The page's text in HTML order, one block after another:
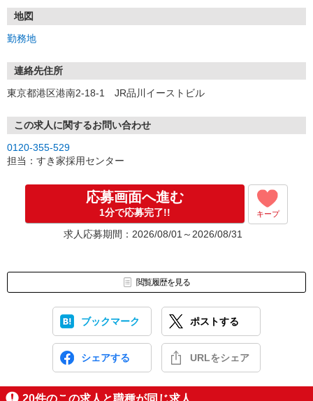
号」など
地図
勤務地
連絡先住所
東京都港区港南2-18-1 JR品川イーストビル
この求人に関するお問い合わせ
0120-355-529
担当：すき家採用センター
応募画面へ進む
1分で応募完了!! キープ
求人応募期間：2026/08/01～2026/08/31
閲覧履歴を見る
ブックマーク ポストする
シェアする URLをシェア
20件のこの求人と職種が同じ求人